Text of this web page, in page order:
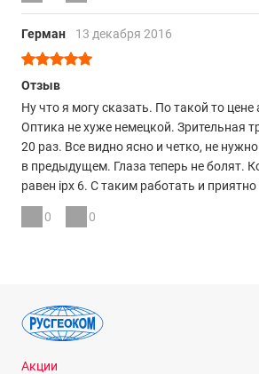
Герман 13 декабря 2016
Отзыв
Ну что я могу сказать. По такой то цене
Оптика не хуже немецкой. Зрительная
20 раз. Все видно ясно и четко, не
в предыдущем. Глаза теперь не болят.
равен ipx 6. С таким работать и приятно
0 0
Акции